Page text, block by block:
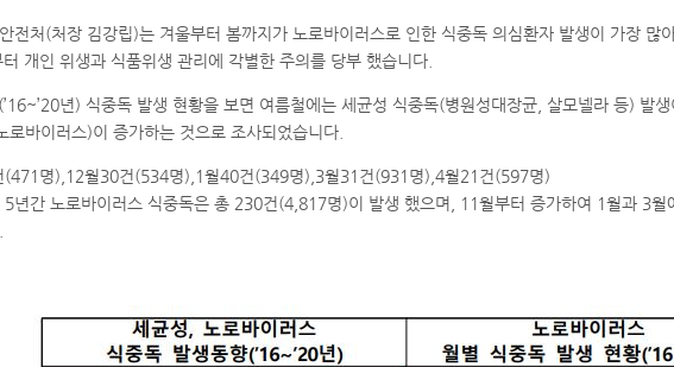
전처(처장 김강립)는 겨울부터 봄까지가 노로바이러스로 인한 식중독 의심환자 발생이 가장 많
개인 위생과 식품위생 관리에 각별한 주의를 당부 했습니다.
년) 식중독 발생 현황을 보면 여름철에는 세균성 식중독(병원성대장균, 살모넬라 등) 발
로바이러스)이 증가하는 것으로 조사되었습니다.
명),12월30건(534명),1월40건(349명),3월31건(931명),4월21건(597명)
5년간 노로바이러스 식중독은 총 230건(4,817명)이 발생 했으며, 11월부터 증가하여 1월과 3월